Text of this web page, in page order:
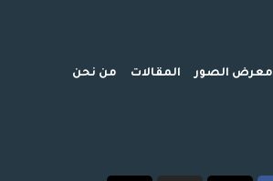
معرض الصور المقالات من نحن